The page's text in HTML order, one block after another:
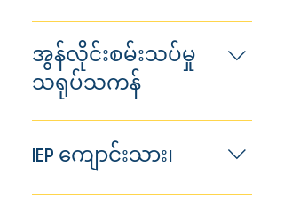
နိုင်သည်။
နိုင်ငံတော် ID (တဂ်အေဂျင်စီအများစု
တွင်ရရှိသည်) သို့မဟုတ် သက်သေခံ
ချက်ထုတ်ပြန်ချက် (ဘဏ်များစွာတွင်
ရရှိသည်) သည် မကြာခဏရယူရန်
အလွယ်ကူဆုံးဖြစ်သည်။ သင့်ဆရာ
သည် သင့်ဓာတ်ပုံကို PowerSchool
သို့ အပ်လုဒ်လုပ်နိုင်ပါသည်။ သင့်
အချက်အလက်များကို သိမ်းဆည်း
ပြီး စမ်းသပ်ညှိနှိုင်းပေးသူများထံ ရရှိ
ကျောင်းသားများသည် ၎င်းတို့၏
ကြိုတင်သတ်မှတ်ထားသော စမ်းသပ်
ဆိုဒ်များတွင် စမ်းသပ်ရန် လိုအပ်
သည်။ အခြေအနေအများစုတွင်
သတ်မှတ်ပေးထားသည်။ စမ်းသပ်မှု
ပြက္ခဒိန်အတွက်၊ ကျေးဇူးပြု၍ ဤ
နေရာ ကိုနှိပ်ပါ။ ပင်မစမ်းသပ်
အွန်လိုင်းစမ်းသပ်မှု
သရုပ်သကန်
အောက်ပါလင့်ခ်သည် သင့်အား အွန်
လိုင်းစမ်းသပ်မှုပုံစံတစ်ခုဆီသို့ ခေါ်
ဆောင်သွားမည်ဖြစ်သည်။ ၎င်းသည်
IEP ကျောင်းသား၊
စံပြုစမ်းသပ်မှုများအတွက် စမ်းသပ်